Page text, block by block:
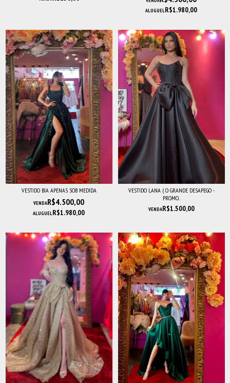
ALUGUELR$1.980,00
VESTIDO BIA APENAS SOB MEDIDA
VENDAR$4.500,00
ALUGUELR$1.980,00
VESTIDO LANA ( O GRANDE DESAPEGO -
PROMO...
VENDAR$1.500,00